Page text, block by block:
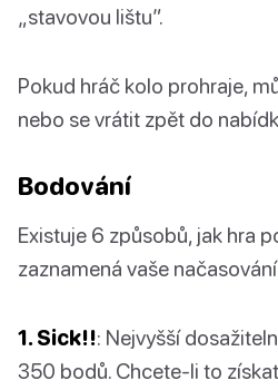
„stavovou lištu”.
Pokud hráč kolo prohraje,
nebo se vrátit zpět do
Bodování
Existuje 6 způsobů, jak hra
zaznamená vaše
1. Sick!!: Nejvyšší
350 bodů. Chcete-li to